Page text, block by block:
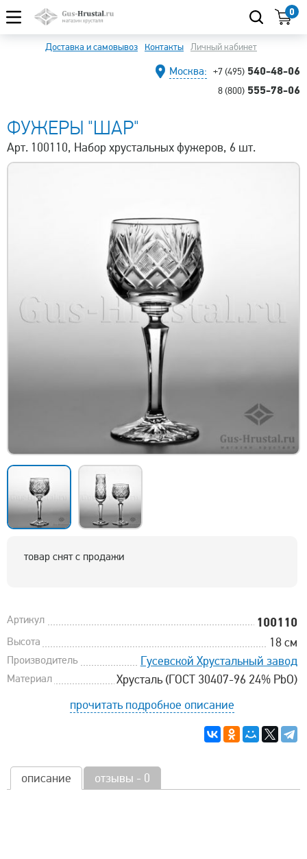
0
Доставка и самовывоз Контакты Личный кабинет
Москва: +7 (495) 540-48-06
8 (800) 555-78-06
ФУЖЕРЫ "ШАР"
Арт. 100110, Набор хрустальных фужеров, 6 шт.
товар снят с продажи
Артикул 100110
Высота 18 см
Производитель Гусевской Хрустальный завод
Материал
Хрусталь (ГОСТ 30407-96 24% PbO)
прочитать подробное описание
описание отзывы - 0